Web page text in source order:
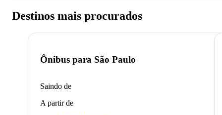
Destinos mais procurados
Ônibus para São Paulo
Saindo de
A partir de